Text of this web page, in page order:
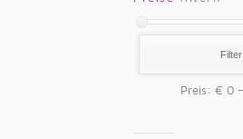
Filter
Preis: € 0